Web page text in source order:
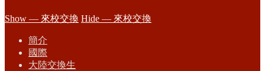
Show — 來校交換 Hide — 來校交換
簡介
國際
大陸交換生